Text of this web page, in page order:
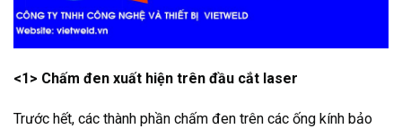
<1> Chấm đen xuất hiện trên đầu cắt laser
Trước hết, các thành phần chấm đen trên các ống kính bảo